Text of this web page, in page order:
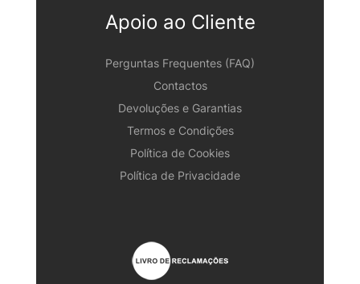
Apoio ao Cliente
Perguntas Frequentes (FAQ)
Contactos
Devoluções e Garantias
Termos e Condições
Política de Cookies
Política de Privacidade